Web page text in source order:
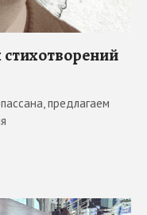
предлагаем